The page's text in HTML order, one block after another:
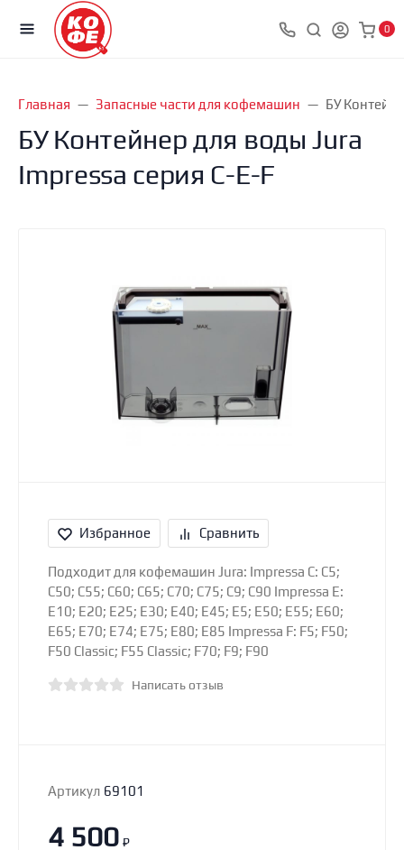
0
Главная Запасные части для кофемашин БУ
БУ Контейнер для воды Jura
Impressa серия C-E-F
Избранное Сравнить
Подходит для кофемашин Jura: Impressa C: C5;
C50; C55; C60; C65; C70; C75; C9; C90 Impressa E:
E10; E20; E25; E30; E40; E45; E5; E50; E55; E60;
E65; E70; E74; E75; E80; E85 Impressa F: F5; F50;
F50 Classic; F55 Classic; F70; F9; F90
Написать отзыв
Артикул 69101
4 500 ₽